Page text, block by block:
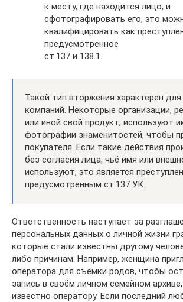
к месту, где находится лицо, и
сфотографировать его, это
квалифицировать как
предусмотренное
ст.137 и 138.1.
Такой тип вторжения характерен
компаний. Некоторые организации,
или иной свой продукт, используют
фотографии знаменитостей, чтобы
покупателя. Если такие действия
без согласия лица, чьё имя или
используют, это является
предусмотренным ст.137 УК.
Ответственность наступает за
персональных данных о личной жизни
которые стали известны другому
либо причинам. Например, женщина
оператора для съемки родов, чтобы
запись в своём личном семейном
известно оператору. Если последний